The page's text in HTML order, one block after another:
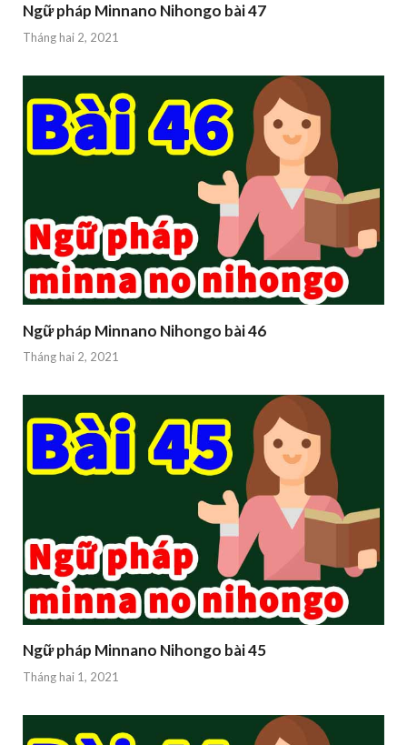
Ngữ pháp Minnano Nihongo bài 47
Tháng hai 2, 2021
Ngữ pháp Minnano Nihongo bài 46
Tháng hai 2, 2021
Ngữ pháp Minnano Nihongo bài 45
Tháng hai 1, 2021